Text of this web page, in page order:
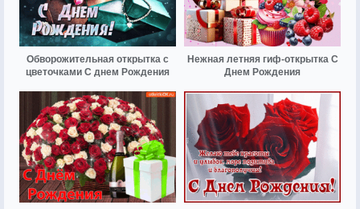
Обворожительная открытка с
цветочками С днем Рождения
Нежная летняя гиф-открытка С
Днем Рождения